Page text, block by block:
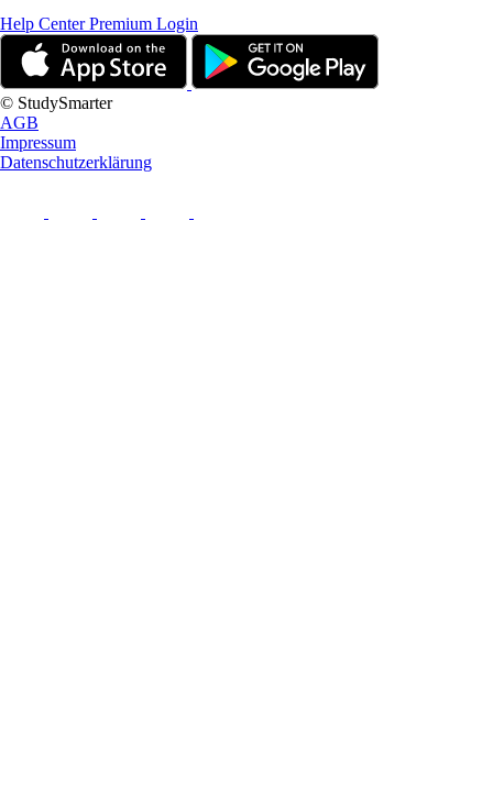
Help CenterPremium Login
© StudySmarter
AGB
Impressum
Datenschutzerklärung